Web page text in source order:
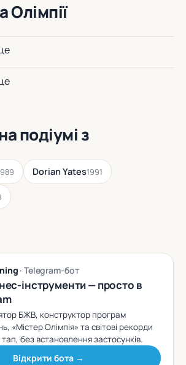
Олімпії
подіумі з
Dorian Yates1991
· Telegram-бот
інструменти — просто в
БЖВ, конструктор програм
«Містер Олімпія» та світові рекорди
без встановлення застосунків.
Відкрити бота →